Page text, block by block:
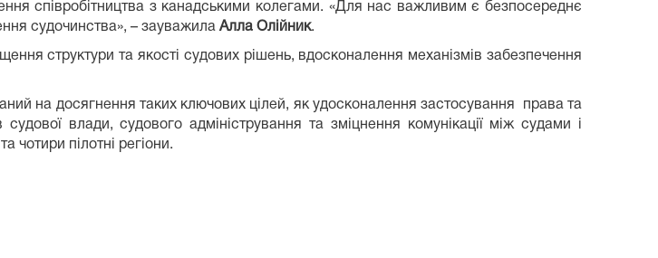
співробітництва з канадськими колегами. «Для нас важливим є безпосереднє
судочинства», – зауважила Алла Олійник.
структури та якості судових рішень, вдосконалення механізмів забезпечення
на досягнення таких ключових цілей, як удосконалення застосування права та
влади, судового адміністрування та зміцнення комунікації між судами і
чотири пілотні регіони.